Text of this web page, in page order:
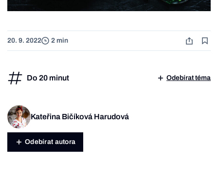
20. 9. 2022 2 min
Do 20 minut Odebírat téma
Kateřina Bičíková Harudová
Odebírat autora